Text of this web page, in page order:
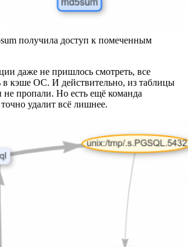
получила доступ к помеченным
даже не пришлось смотреть, все
в кэше ОС. И действительно, из таблицы
не пропали. Но есть ещё команда
удалит всё лишнее.